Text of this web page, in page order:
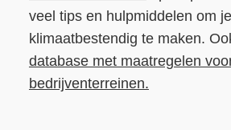
veel tips en hulpmiddelen om
klimaatbestendig te maken.
database met maatregelen
bedrijventerreinen.